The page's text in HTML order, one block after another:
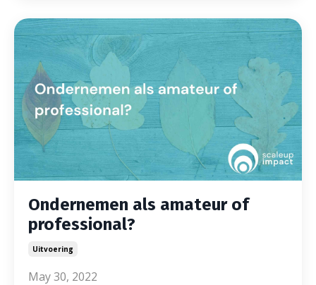
Ondernemen als amateur of
professional?
Uitvoering
May 30, 2022